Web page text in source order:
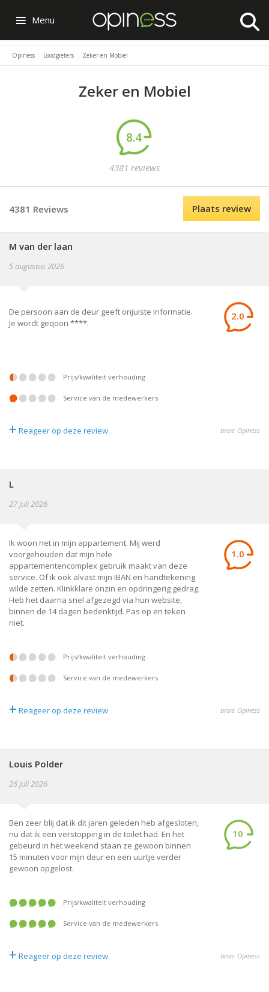
Menu
Opiness Loodgieters Zeker en Mobiel
Zeker en Mobiel
8.4
4381 reviews
4381 Reviews Plaats review
M van der laan
5 augustus 2026
De persoon aan de deur geeft onjuiste informatie.
Je wordt geqoon ****.
2.0
prijs/kwaliteit verhouding
service van de medewerkers
+ Reageer op deze review bron: Opiness
L
27 juli 2026
Ik woon net in mijn appartement. Mij werd
voorgehouden dat mijn hele
appartementencomplex gebruik maakt van deze
service. Of ik ook alvast mijn IBAN en handtekening
wilde zetten. Klinkklare onzin en opdringerig gedrag.
Heb het daarna snel afgezegd via hun website,
binnen de 14 dagen bedenktijd. Pas op en teken
niet.
1.0
prijs/kwaliteit verhouding
service van de medewerkers
+ Reageer op deze review bron: Opiness
Louis Polder
26 juli 2026
Ben zeer blij dat ik dit jaren geleden heb afgesloten,
nu dat ik een verstopping in de toilet had. En het
gebeurd in het weekend staan ze gewoon binnen
15 minuten voor mijn deur en een uurtje verder
gewoon opgelost.
10
prijs/kwaliteit verhouding
service van de medewerkers
+ Reageer op deze review bron: Opiness